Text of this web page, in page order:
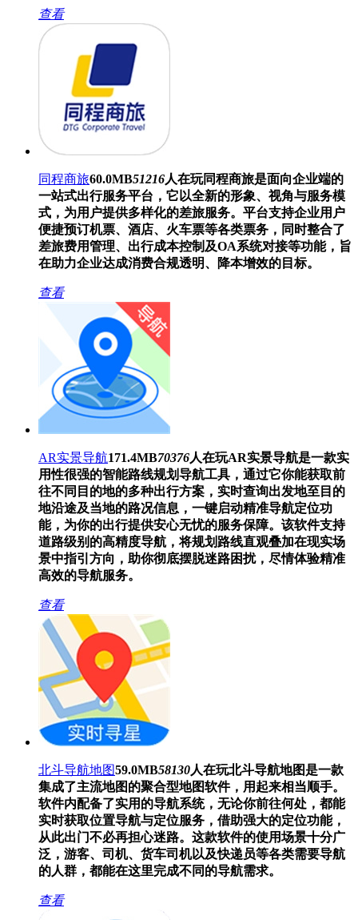
查看
同程商旅60.0MB51216人在玩同程商旅是面向企业端的
一站式出行服务平台，它以全新的形象、视角与服务模
式，为用户提供多样化的差旅服务。平台支持企业用户
便捷预订机票、酒店、火车票等各类票务，同时整合了
差旅费用管理、出行成本控制及OA系统对接等功能，旨
在助力企业达成消费合规透明、降本增效的目标。
查看
AR实景导航171.4MB70376人在玩AR实景导航是一款实
用性很强的智能路线规划导航工具，通过它你能获取前
往不同目的地的多种出行方案，实时查询出发地至目的
地沿途及当地的路况信息，一键启动精准导航定位功
能，为你的出行提供安心无忧的服务保障。该软件支持
道路级别的高精度导航，将规划路线直观叠加在现实场
景中指引方向，助你彻底摆脱迷路困扰，尽情体验精准
高效的导航服务。
查看
北斗导航地图59.0MB58130人在玩北斗导航地图是一款
集成了主流地图的聚合型地图软件，用起来相当顺手。
软件内配备了实用的导航系统，无论你前往何处，都能
实时获取位置导航与定位服务，借助强大的定位功能，
从此出门不必再担心迷路。这款软件的使用场景十分广
泛，游客、司机、货车司机以及快递员等各类需要导航
的人群，都能在这里完成不同的导航需求。
查看